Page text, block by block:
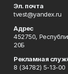
Эл. почта
tvest@yandex.ru
Адрес
452750,
20Б
Рекламная
8 (34782) 5-13-00